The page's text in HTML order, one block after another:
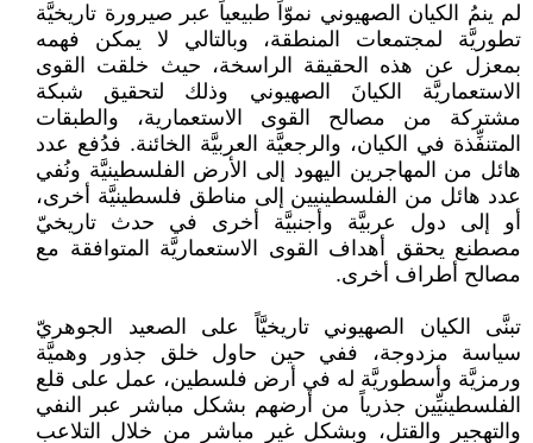
لم ينمُ الكيان الصهيوني نموّاً طبيعياً عبر صيرورة تاريخيَّة
تطوريَّة لمجتمعات المنطقة، وبالتالي لا يمكن فهمه
بمعزل عن هذه الحقيقة الراسخة، حيث خلقت القوى
الاستعماريَّة الكيانَ الصهيوني وذلك لتحقيق شبكة
مشتركة من مصالح القوى الاستعمارية، والطبقات
المتنفِّذة في الكيان، والرجعيَّة العربيَّة الخائنة. فدُفع عدد
هائل من المهاجرين اليهود إلى الأرض الفلسطينيَّة ونُفي
عدد هائل من الفلسطينيين إلى مناطق فلسطينيَّة أخرى،
أو إلى دول عربيَّة وأجنبيَّة أخرى في حدث تاريخيّ
مصطنع يحقق أهداف القوى الاستعماريَّة المتوافقة مع
مصالح أطراف أخرى.
تبنَّى الكيان الصهيوني تاريخيَّاً على الصعيد الجوهريّ
سياسة مزدوجة، ففي حين حاول خلق جذور وهميَّة
ورمزيَّة وأسطوريَّة له في أرض فلسطين، عمل على قلع
الفلسطينيِّين جذرياً من أرضهم بشكل مباشر عبر النفي
والتهجير والقتل، وبشكل غير مباشر من خلال التلاعب